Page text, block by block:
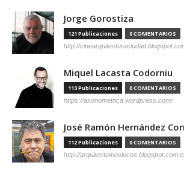
Jorge Gorostiza
121 Publicaciones 0 COMENTARIOS
http://
Miquel Lacasta Codorniu
113 Publicaciones 0 COMENTARIOS
https://axonometrica.wordpress.com/
José Ramón Hernández
112 Publicaciones 0 COMENTARIOS
http://